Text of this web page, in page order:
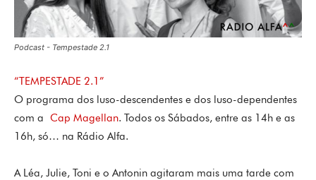
Podcast - Tempestade 2.1
“TEMPESTADE 2.1”
O programa dos luso-descendentes e dos luso-dependentes
com a Cap Magellan. Todos os Sábados, entre as 14h e as
16h, só… na Rádio Alfa.
A Léa, Julie, Toni e o Antonin agitaram mais uma tarde com